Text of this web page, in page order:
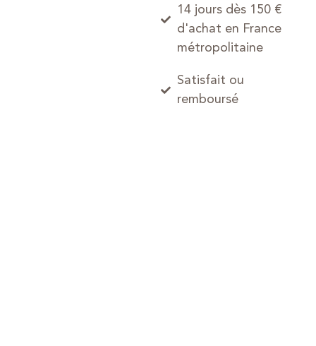
14 jours dès 150 €
d'achat en France
métropolitaine
Satisfait ou
remboursé